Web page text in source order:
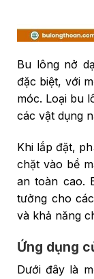
Bu lông nở
đặc biệt, với
móc. Loại bu
các vật dụng
Khi lắp đặt,
chặt vào bề
an toàn cao.
tưởng cho
và khả năng
Ứng dụng
Dưới đây là